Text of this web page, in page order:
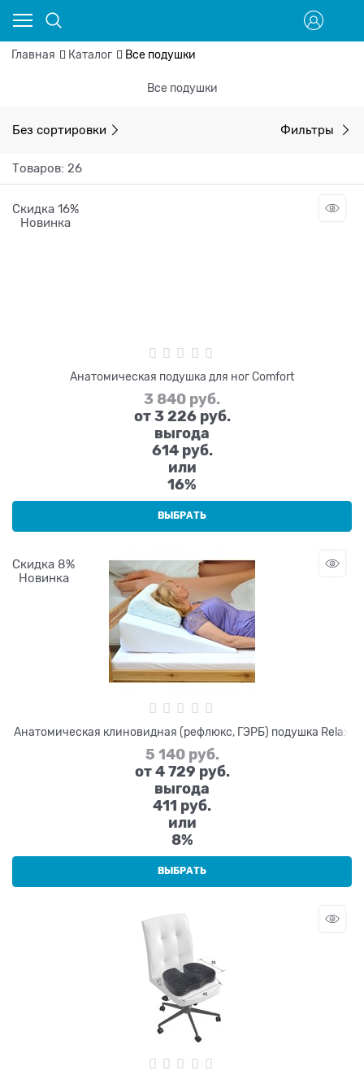
Главная Каталог Все подушки
Все подушки
Без сортировки Фильтры
Товаров: 26
Скидка 16%
Новинка
Анатомическая подушка для ног Comfort
3 840 руб.
от3 226 руб.
выгода
614 руб.
или
16%
ВЫБРАТЬ
Скидка 8%
Новинка
Анатомическая клиновидная (рефлюкс, ГЭРБ) подушка Relax
5 140 руб.
от4 729 руб.
выгода
411 руб.
или
8%
ВЫБРАТЬ